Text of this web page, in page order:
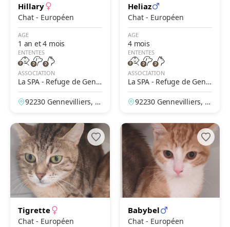
Hillary
Chat - Européen
AGE
1 an et 4 mois
ENTENTES
ASSOCIATION
La SPA - Refuge de Genn
evilliers – Grammont
92230 Gennevilliers, H
Heliaz
Chat - Européen
AGE
4 mois
ENTENTES
ASSOCIATION
La SPA - Refuge de Genn
evilliers – Grammont
92230 Gennevilliers, H
Tigrette
Chat - Européen
Babybel
Chat - Européen